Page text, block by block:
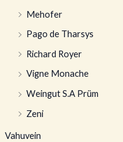
Mehofer
Pago de Tharsys
Richard Royer
Vigne Monache
Weingut S.A Prüm
Zeni
Vahuvein